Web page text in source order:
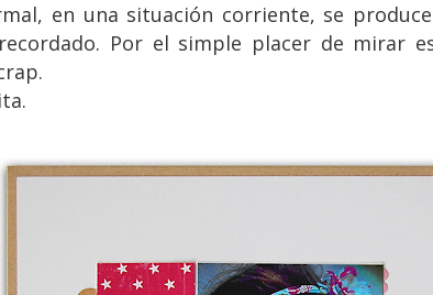
en una situación corriente, se
Por el simple placer de mirar